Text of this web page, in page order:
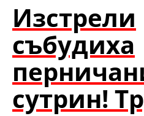
Изстрели
събудиха
сутрин!